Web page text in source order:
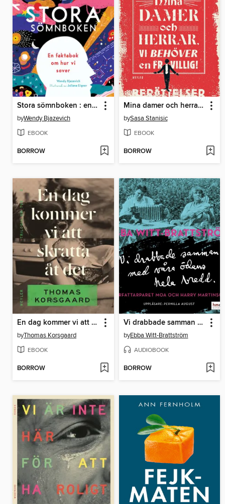
Stora sömnboken : en faktabok om hur vi sover
byWendy Bjazevich
EBOOK
BORROW
Mina damer och herrar, vi behöver en frivillig!
bySasa Stanisic
EBOOK
BORROW
En dag kommer vi att skratta åt det
byThomas Korsgaard
EBOOK
BORROW
Vi drabbade samman med våra ödens hela bredd
byEbba Witt-Brattström
AUDIOBOOK
BORROW